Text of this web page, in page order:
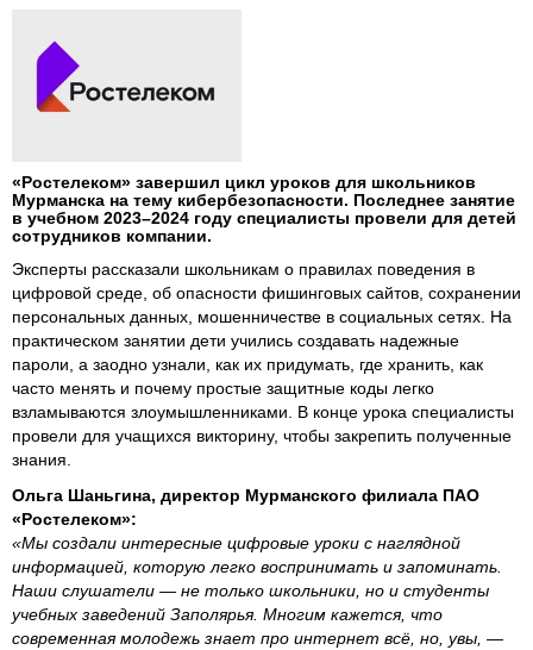
«Ростелеком» завершил цикл уроков для школьников
Мурманска на тему кибербезопасности. Последнее занятие
в учебном 2023–2024 году специалисты провели для детей
сотрудников компании.
Эксперты рассказали школьникам о правилах поведения в
цифровой среде, об опасности фишинговых сайтов, сохранении
персональных данных, мошенничестве в социальных сетях. На
практическом занятии дети учились создавать надежные
пароли, а заодно узнали, как их придумать, где хранить, как
часто менять и почему простые защитные коды легко
взламываются злоумышленниками. В конце урока специалисты
провели для учащихся викторину, чтобы закрепить полученные
знания.
Ольга Шаньгина, директор Мурманского филиала ПАО
«Ростелеком»:
«Мы создали интересные цифровые уроки с наглядной
информацией, которую легко воспринимать и запоминать.
Наши слушатели — не только школьники, но и студенты
учебных заведений Заполярья. Многим кажется, что
современная молодежь знает про интернет всё, но, увы, —